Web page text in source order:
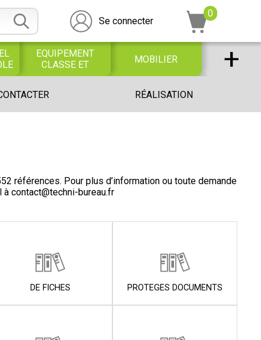
Se connecter
0
EQUIPEMENT
CLASSE ET
BUREAU
MOBILIER
PROFESSIONNEL
UNIVERS PETITE
ENFANCE
+
RÉALISATION
références. Pour plus d’information ou toute demande
à contact@techni-bureau.fr
DE FICHES PROTEGES DOCUMENTS